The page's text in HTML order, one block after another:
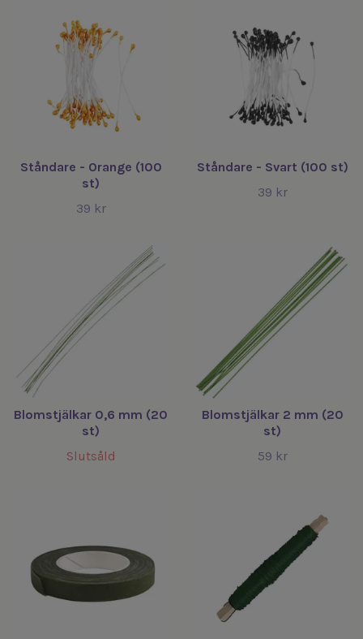
Ståndare - Orange (100
st)
39 kr
Ståndare - Svart (100 st)
39 kr
Blomstjälkar 0,6 mm (20
st)
Slutsåld
Blomstjälkar 2 mm (20
st)
59 kr